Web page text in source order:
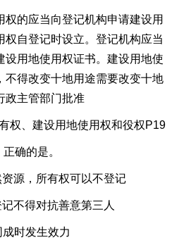
权的应当向登记机构申请建设用
自登记时设立。登记机构应当
设用地使用权证书。建设用地使
不得改变十地用途需要改变十地
政主管部门批准
权、建设用地使用权和役权P19
确的是。
源，所有权可以不登记
不得对抗善意第三人
时发生效力